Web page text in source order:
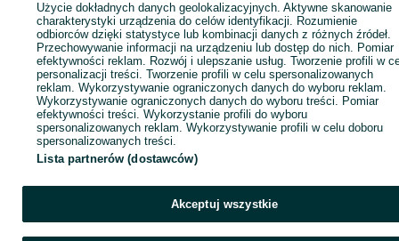
Użycie dokładnych danych geolokalizacyjnych. Aktywne skanowanie
charakterystyki urządzenia do celów identyfikacji. Rozumienie
odbiorców dzięki statystyce lub kombinacji danych z różnych źródeł.
Przechowywanie informacji na urządzeniu lub dostęp do nich. Pomiar
efektywności reklam. Rozwój i ulepszanie usług. Tworzenie profili w
personalizacji treści. Tworzenie profili w celu spersonalizowanych
reklam. Wykorzystywanie ograniczonych danych do wyboru reklam.
Wykorzystywanie ograniczonych danych do wyboru treści. Pomiar
efektywności treści. Wykorzystanie profili do wyboru
spersonalizowanych reklam. Wykorzystywanie profili w celu doboru
spersonalizowanych treści.
Lista partnerów (dostawców)
Akceptuj wszystkie